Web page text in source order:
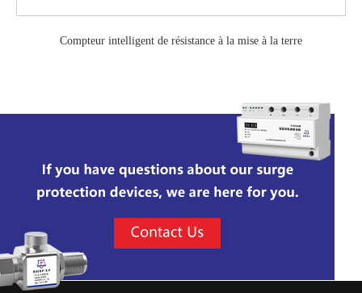
Compteur intelligent de résistance à la mise à la terre